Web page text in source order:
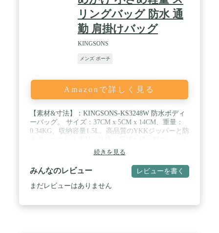
リングバッグ 防水 通
勤 肩掛けバッグ
KINGSONS
メンズ ポーチ
Amazonで詳しく見る
【素材&寸法】：KINGSONS-KS3248W 防水ボディ
ーバッグ。 サイズ：37CM x 5CM x 14CM、重量：
0.34KG、収納容量1.5L。高品質のYKKジッパーと防
バッグは頑丈で耐久性があります。 / 【立体的な収
納空間設計】：KS3248Wメンズボディバッグは、全
方向の身体に適応するように立体的な収納空間を設
計しています。 シンプルで軽く、質感のある表現が
特徴です。 / 【人間工学に基づいたデザイン】：ボ
続きを見る
みんなのレビュー レビューを書く
まだレビューはありません